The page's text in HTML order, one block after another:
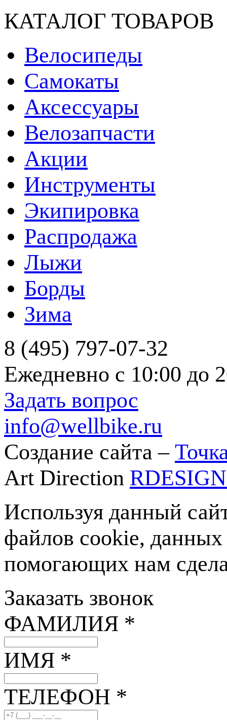
КАТАЛОГ ТОВАРОВ
Велосипеды
Самокаты
Аксессуары
Велозапчасти
Акции
Инструменты
Экипировка
Распродажа
Лыжи
Борды
Зима
8 (495) 797-07-32
Ежедневно с 10:00 до
Задать вопрос
info@wellbike.ru
Создание сайта –
Art Direction
Используя данный
файлов cookie,
помогающих нам
Заказать звонок
ФАМИЛИЯ *
ИМЯ *
ТЕЛЕФОН *